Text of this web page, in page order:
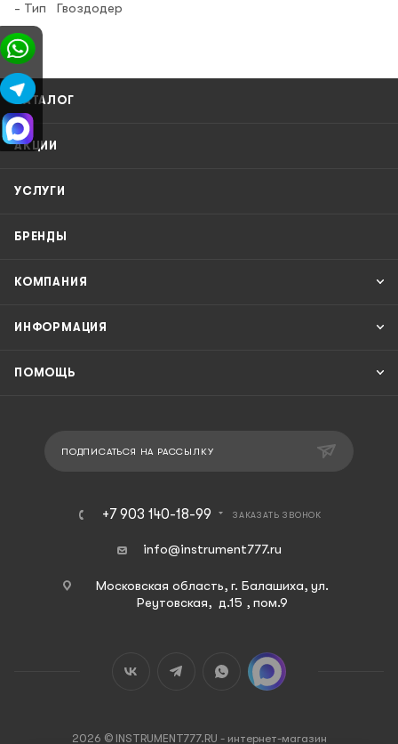
- Тип Гвоздодер
КАТАЛОГ
АКЦИИ
УСЛУГИ
БРЕНДЫ
КОМПАНИЯ
ИНФОРМАЦИЯ
ПОМОЩЬ
ПОДПИСАТЬСЯ НА РАССЫЛКУ
+7 903 140-18-99 ЗАКАЗАТЬ ЗВОНОК
info@instrument777.ru
Московская область, г. Балашиха, ул.
Реутовская, д.15 , пом.9
2026 © INSTRUMENT777.RU - интернет-магазин